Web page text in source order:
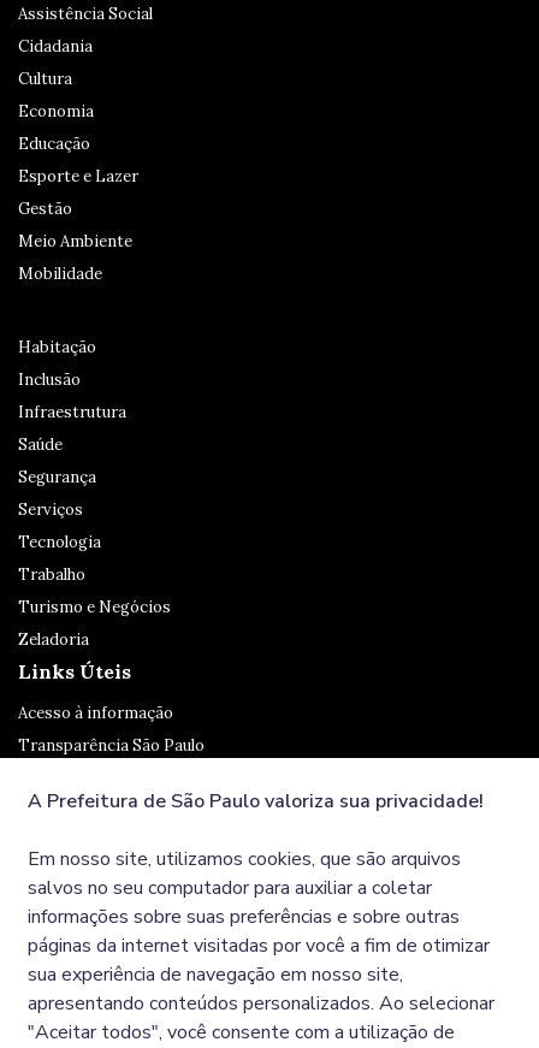
Assistência Social
Cidadania
Cultura
Economia
Educação
Esporte e Lazer
Gestão
Meio Ambiente
Mobilidade
Habitação
Inclusão
Infraestrutura
Saúde
Segurança
Serviços
Tecnologia
Trabalho
Turismo e Negócios
Zeladoria
Links Úteis
Acesso à informação
Transparência São Paulo
Ouvidoria
Redes Sociais
A Prefeitura de São Paulo valoriza sua privacidade!
Em nosso site, utilizamos cookies, que são arquivos
salvos no seu computador para auxiliar a coletar
informações sobre suas preferências e sobre outras
páginas da internet visitadas por você a fim de otimizar
sua experiência de navegação em nosso site,
apresentando conteúdos personalizados. Ao selecionar
"Aceitar todos", você consente com a utilização de